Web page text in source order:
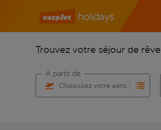
Trouvez votre séjour de rêve
Choisissez votre aéroport
À partir de